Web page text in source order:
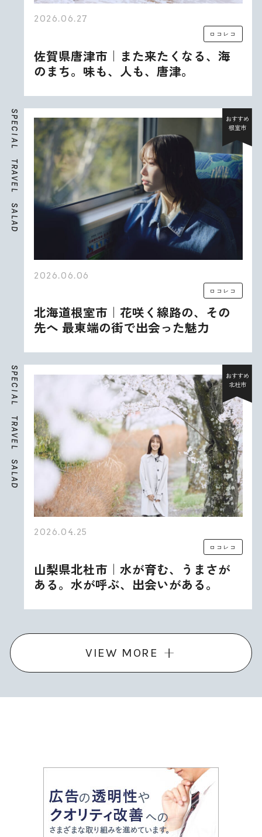
2026.06.27
ロコレコ
佐賀県唐津市｜また来たくなる、海
のまち。味も、人も、唐津。
S
P
E
C
I
A
L
T
R
A
V
E
L
S
A
L
A
D
おすすめ
根室市
2026.06.06
ロコレコ
北海道根室市｜花咲く線路の、その
先へ 最東端の街で出会った魅力
S
P
E
C
I
A
L
T
R
A
V
E
L
S
A
L
A
D
おすすめ
北杜市
2026.04.25
ロコレコ
山梨県北杜市｜水が育む、うまさが
ある。水が呼ぶ、出会いがある。
VIEW MORE